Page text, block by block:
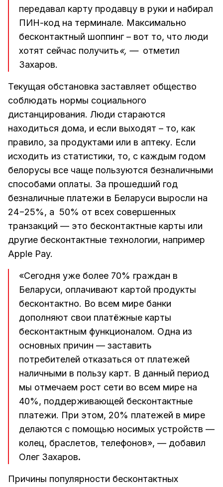
передавал карту продавцу в руки и набирал
ПИН-код на терминале. Максимально
бесконтактный шоппинг – вот то, что люди
хотят сейчас получить«, — отметил
Захаров.
Текущая обстановка заставляет общество
соблюдать нормы социального
дистанцирования. Люди стараются
находиться дома, и если выходят – то, как
правило, за продуктами или в аптеку. Если
исходить из статистики, то, с каждым годом
белорусы все чаще пользуются безналичными
способами оплаты. За прошедший год
безналичные платежи в Беларуси выросли на
24−25%, а 50% от всех совершенных
транзакций — это бесконтактные карты или
другие бесконтактные технологии, например
Apple Pay.
«Сегодня уже более 70% граждан в
Беларуси, оплачивают картой продукты
бесконтактно. Во всем мире банки
дополняют свои платёжные карты
бесконтактным функционалом. Одна из
основных причин — заставить
потребителей отказаться от платежей
наличными в пользу карт. В данный период
мы отмечаем рост сети во всем мире на
40%, поддерживающей бесконтактные
платежи. При этом, 20% платежей в мире
делаются с помощью носимых устройств —
колец, браслетов, телефонов», — добавил
Олег Захаров.
Причины популярности бесконтактных